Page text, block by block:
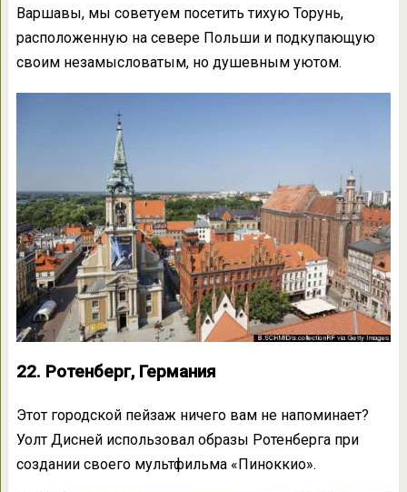
Варшавы, мы советуем посетить тихую Торунь,
расположенную на севере Польши и подкупающую
своим незамысловатым, но душевным уютом.
22. Ротенберг, Германия
Этот городской пейзаж ничего вам не напоминает?
Уолт Дисней использовал образы Ротенберга при
создании своего мультфильма «Пиноккио».